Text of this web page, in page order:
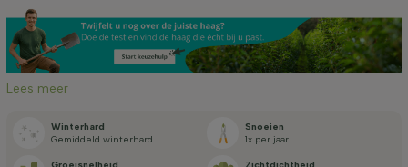
Breedte bij levering (cm)
Standplaats
Lees meer
Winterhard
Gemiddeld winterhard
Snoeien
1x per jaar
Groei­snelheid
Zicht­dichtheid